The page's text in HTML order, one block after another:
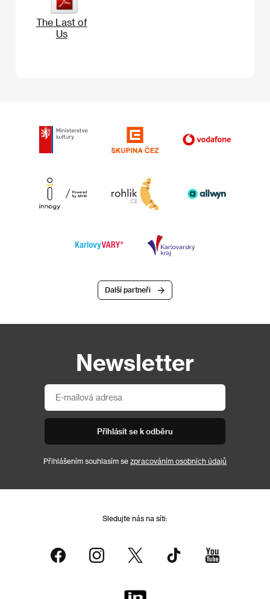
The Last of
Us
Další partneři
Newsletter
Přihlásit se k odběru
Přihlášením souhlasím se zpracováním osobních údajů
Sledujte nás na síti: